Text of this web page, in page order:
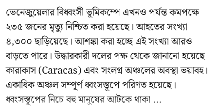
ভেনেজুয়েলার বিধ্বংসীভূমিকম্পেএখনও পর্যন্ত কমপক্ষে
২৩৫ জনের মৃত্যু নিশ্চিত করা হয়েছে। আহতের সংখ্যা
৪,৩০০ ছাড়িয়েছে। আশঙ্কা করা হচ্ছে এই সংখ্যা আরও
বাড়তে পারে। উদ্ধারকারী দলের পক্ষ থেকে জানানো হয়েছে
কারাকাস (Caracas) এবং সংলগ্ন অঞ্চলের অবস্থা ভয়াবহ।
একাধিক অঞ্চল সম্পূর্ণ ধ্বংসস্তূপে পরিণত হয়েছে।
ধ্বংসস্তূপের নিচে বহু মানুষের আটকে থাকা ...